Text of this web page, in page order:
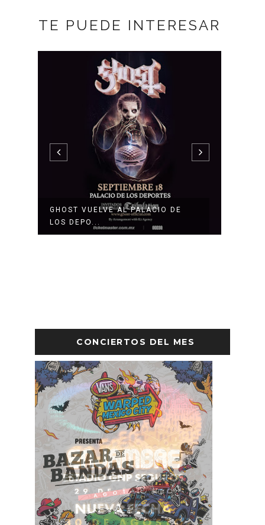
TE PUEDE INTERESAR
GHOST VUELVE AL PALACIO DE
LOS DEPO...
CONCIERTOS DEL MES